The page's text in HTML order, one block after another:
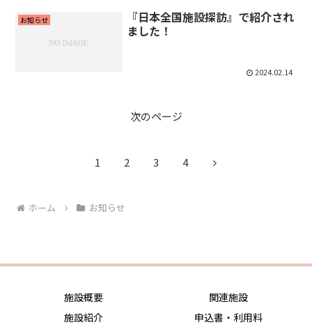
お知らせ
『日本全国施設探訪』で紹介され
ました！
2024.02.14
次のページ
1 2 3 4
次
ホーム お知らせ
施設概要
関連施設
施設紹介
申込書・利用料